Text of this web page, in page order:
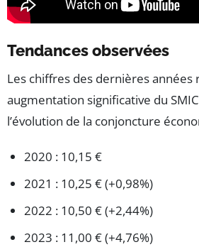
Tendances observées
Les chiffres des dernières années
augmentation significative du
l’évolution de la conjoncture
2020 : 10,15 €
2021 : 10,25 € (+0,98%)
2022 : 10,50 € (+2,44%)
2023 : 11,00 € (+4,76%)